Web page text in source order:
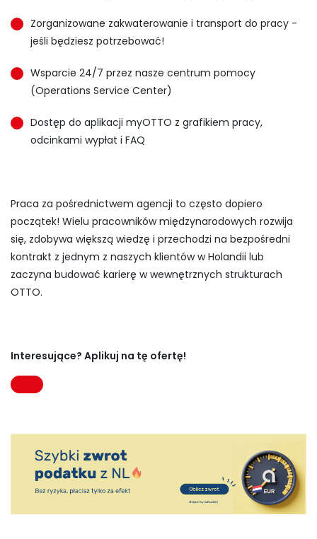
Zorganizowane zakwaterowanie i transport do pracy -
jeśli będziesz potrzebować!
Wsparcie 24/7 przez nasze centrum pomocy
(Operations Service Center)
Dostęp do aplikacji myOTTO z grafikiem pracy,
odcinkami wypłat i FAQ
Praca za pośrednictwem agencji to często dopiero
początek! Wielu pracowników międzynarodowych rozwija
się, zdobywa większą wiedzę i przechodzi na bezpośredni
kontrakt z jednym z naszych klientów w Holandii lub
zaczyna budować karierę w wewnętrznych strukturach
OTTO.
Interesujące? Aplikuj na tę ofertę!